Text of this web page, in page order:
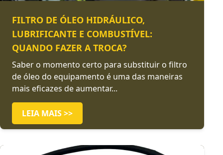
FILTRO DE ÓLEO HIDRÁULICO,
LUBRIFICANTE E COMBUSTÍVEL:
QUANDO FAZER A TROCA?
Saber o momento certo para substituir o filtro
de óleo do equipamento é uma das maneiras
mais eficazes de aumentar...
LEIA MAIS >>